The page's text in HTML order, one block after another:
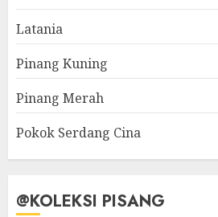
Latania
Pinang Kuning
Pinang Merah
Pokok Serdang Cina
@KOLEKSI PISANG